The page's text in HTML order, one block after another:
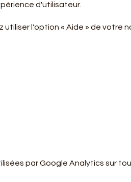
d'utilisateur.
l'option « Aide » de votre
par Google Analytics sur